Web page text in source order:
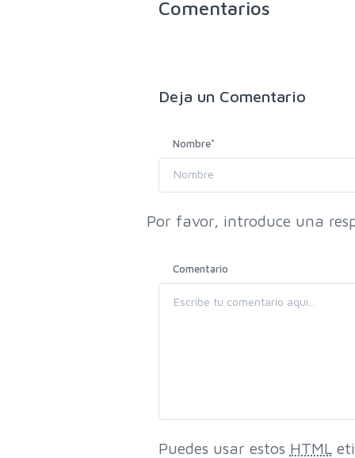
Comentarios
Deja un Comentario
Nombre*
Por favor, introduce una
Comentario
Puedes usar estos HTML